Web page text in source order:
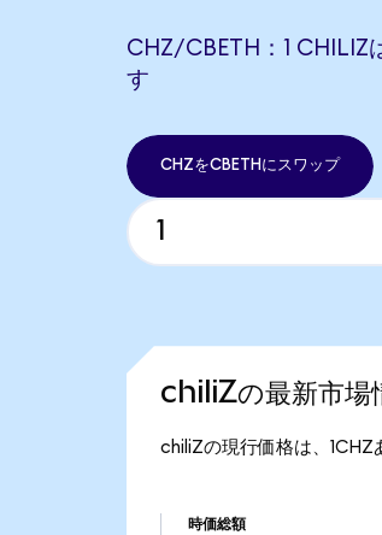
CHZ/CBETH：1 CHILIZ
す
CHZをCBETHにスワップ
chiliZの最新市場
chiliZの現行価格は、1CHZ
時価総額